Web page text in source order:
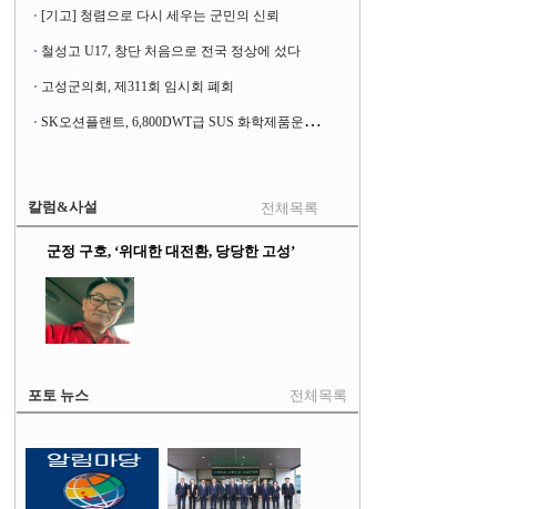
[기고] 청렴으로 다시 세우는 군민의 신뢰
철성고 U17, 창단 처음으로 전국 정상에 섰다
고성군의회, 제311회 임시회 폐회
S
K오션플랜트, 6,800DWT급 SUS 화학제품운반선 2척 수주
칼럼&사설 전체목록
군정 구호, ‘위대한 대전환, 당당한 고성’
포토 뉴스 전체목록